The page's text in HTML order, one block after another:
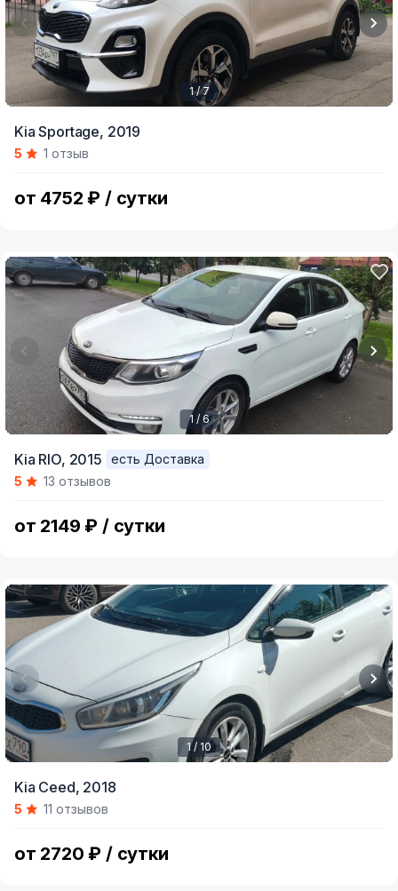
of
1 / 7
Kia Sportage, 2019
5 1 отзыв
от 4752 ₽ / сутки
of
1 / 6
Kia RIO, 2015
есть Доставка
5
13 отзывов
от 2149 ₽ / сутки
of
1 / 10
Kia Ceed, 2018
5 11 отзывов
от 2720 ₽ / сутки